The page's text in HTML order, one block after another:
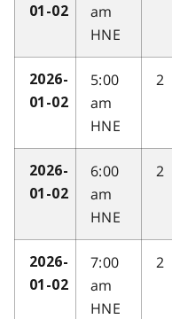
01-02
am
HNE
2026-
01-02
5:00
am
HNE
2
2026-
01-02
6:00
am
HNE
2
2026-
01-02
7:00
am
HNE
2